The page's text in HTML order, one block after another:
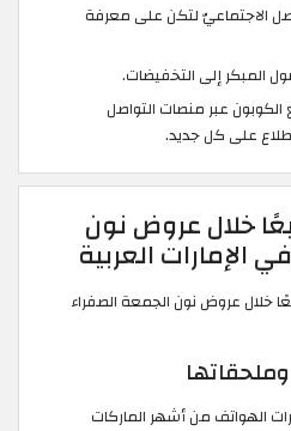
على معرفة
التواصل
نون
الجمعة الصفراء
الماركات